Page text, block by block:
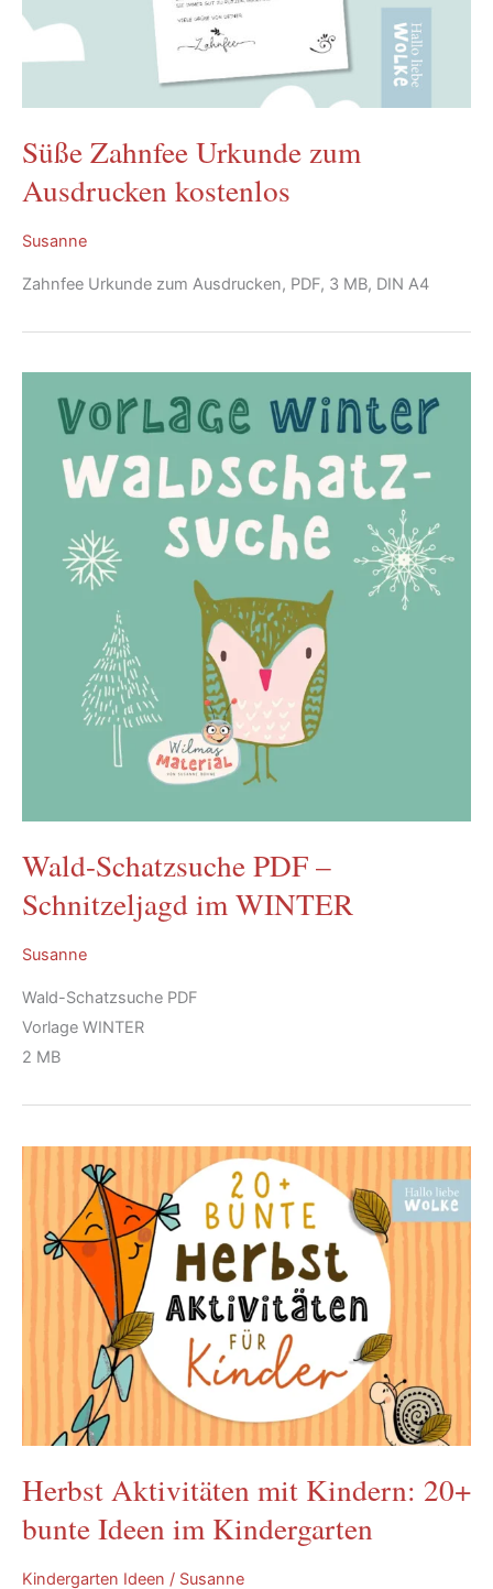
Süße Zahnfee Urkunde zum
Ausdrucken kostenlos
Susanne
Zahnfee Urkunde zum Ausdrucken, PDF, 3 MB, DIN A4
Wald-Schatzsuche PDF –
Schnitzeljagd im WINTER
Susanne
Wald-Schatzsuche PDF
Vorlage WINTER
2 MB
Herbst Aktivitäten mit Kindern: 20+
bunte Ideen im Kindergarten
Kindergarten Ideen / Susanne